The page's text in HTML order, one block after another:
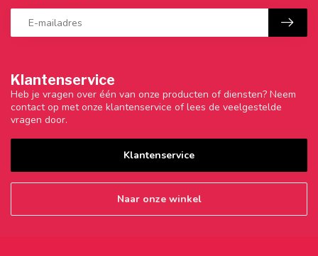
Klantenservice
Heb je vragen over één van onze producten of diensten? Neem
contact op met onze klantenservice of lees de veelgestelde
vragen door.
Klantenservice
Naar onze winkel